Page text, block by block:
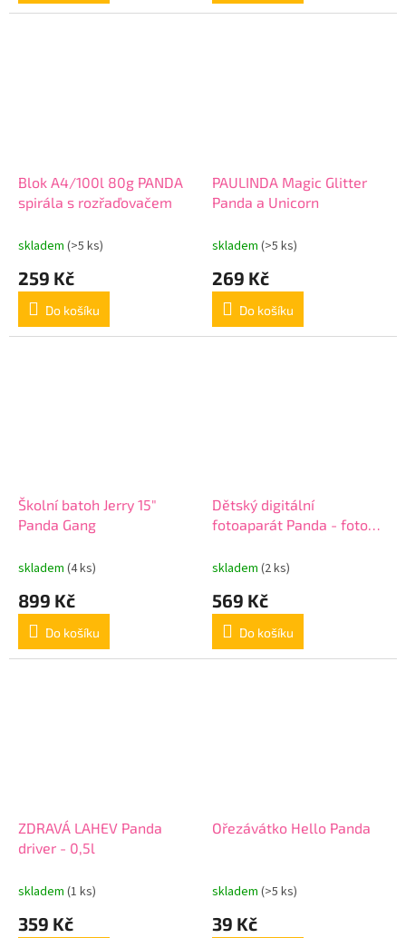
Blok A4/100l 80g PANDA
spirála s rozřaďovačem
skladem (>5 ks)
259 Kč
Do košíku
PAULINDA Magic Glitter
Panda a Unicorn
skladem (>5 ks)
269 Kč
Do košíku
Školní batoh Jerry 15"
Panda Gang
skladem (4 ks)
899 Kč
Do košíku
Dětský digitální
fotoaparát Panda - foto
skladem (2 ks)
569 Kč
Do košíku
ZDRAVÁ LAHEV Panda
driver - 0,5l
skladem (1 ks)
359 Kč
Ořezávátko Hello Panda
skladem (>5 ks)
39 Kč